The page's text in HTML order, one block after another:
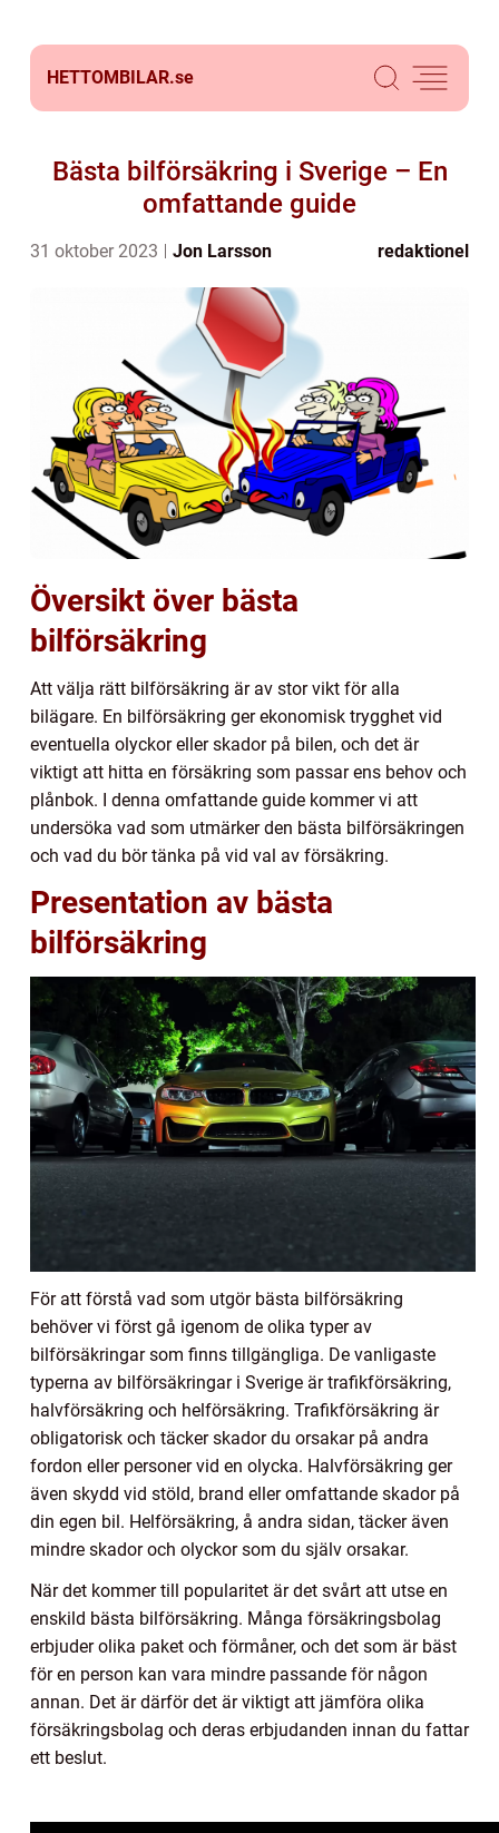
HETTOMBILAR.se
Bästa bilförsäkring i Sverige – En
omfattande guide
31 oktober 2023 Jon Larsson redaktionel
Översikt över bästa
bilförsäkring
Att välja rätt bilförsäkring är av stor vikt för alla
bilägare. En bilförsäkring ger ekonomisk trygghet vid
eventuella olyckor eller skador på bilen, och det är
viktigt att hitta en försäkring som passar ens behov och
plånbok. I denna omfattande guide kommer vi att
undersöka vad som utmärker den bästa bilförsäkringen
och vad du bör tänka på vid val av försäkring.
Presentation av bästa
bilförsäkring
För att förstå vad som utgör bästa bilförsäkring
behöver vi först gå igenom de olika typer av
bilförsäkringar som finns tillgängliga. De vanligaste
typerna av bilförsäkringar i Sverige är trafikförsäkring,
halvförsäkring och helförsäkring. Trafikförsäkring är
obligatorisk och täcker skador du orsakar på andra
fordon eller personer vid en olycka. Halvförsäkring ger
även skydd vid stöld, brand eller omfattande skador på
din egen bil. Helförsäkring, å andra sidan, täcker även
mindre skador och olyckor som du själv orsakar.
När det kommer till popularitet är det svårt att utse en
enskild bästa bilförsäkring. Många försäkringsbolag
erbjuder olika paket och förmåner, och det som är bäst
för en person kan vara mindre passande för någon
annan. Det är därför det är viktigt att jämföra olika
försäkringsbolag och deras erbjudanden innan du fattar
ett beslut.